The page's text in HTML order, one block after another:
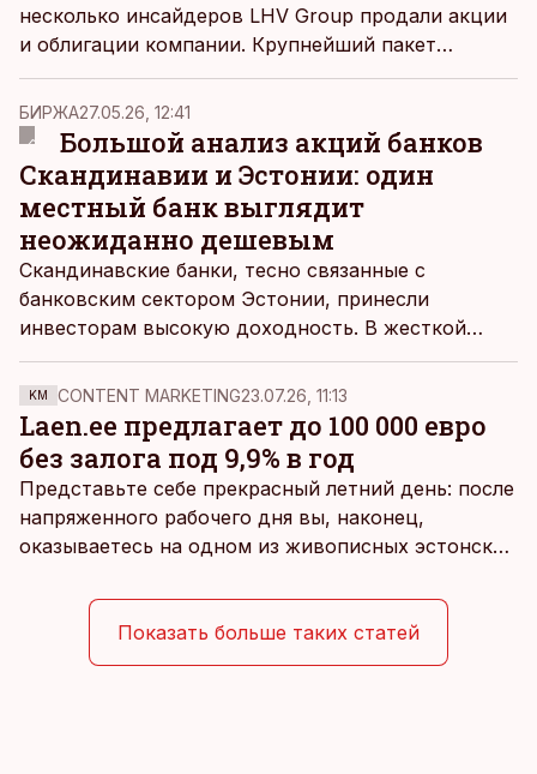
несколько инсайдеров LHV Group продали акции
и облигации компании. Крупнейший пакет
реализовал руководитель LHV Varahaldus Вахур
Валлисту.
БИРЖА27.05.26, 12:41
Большой анализ акций банков
Скандинавии и Эстонии: один
местный банк выглядит
неожиданно дешевым
Скандинавские банки, тесно связанные с
банковским сектором Эстонии, принесли
инвесторам высокую доходность. В жесткой
конкуренции неплохо показали себя и эстонские
банки, но особенно выделяется один местный
игрок – его акция выглядит заметно дешевле
остальных.
KM CONTENT MARKETING23.07.26, 11:13
Laen.ee предлагает до 100 000 евро
без залога под 9,9% в год
Представьте себе прекрасный летний день: после
напряженного рабочего дня вы, наконец,
оказываетесь на одном из живописных эстонских
достигает 18 градусов, но вы как закаленный
предприниматель знаете, что смелость города
берет, и без долгих раздумий бросаетесь в воду.
Показать больше таких статей